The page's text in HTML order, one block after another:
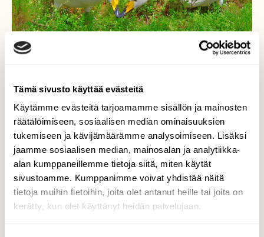
Tämä sivusto käyttää evästeitä
Käytämme evästeitä tarjoamamme sisällön ja mainosten
räätälöimiseen, sosiaalisen median ominaisuuksien
tukemiseen ja kävijämäärämme analysoimiseen. Lisäksi
jaamme sosiaalisen median, mainosalan ja analytiikka-
alan kumppaneillemme tietoja siitä, miten käytät
sivustoamme. Kumppanimme voivat yhdistää näitä
tietoja muihin tietoihin, joita olet antanut heille tai joita on
kerätty, kun olet käyttänyt heidän palvelujaan.
Vaihtelua ruoka valioon
Niinpä joutsenetkin kävelivät metsään
syömään mustikoita.
Valokuvaaja: Reijo Juurinen, Nuuksion
kansallispuisto Kesäkuu